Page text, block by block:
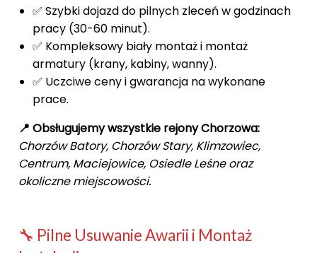
✅ Szybki dojazd do pilnych zleceń w godzinach
pracy (30-60 minut).
✅ Kompleksowy biały montaż i montaż
armatury (krany, kabiny, wanny).
✅ Uczciwe ceny i gwarancja na wykonane
prace.
📍 Obsługujemy wszystkie rejony Chorzowa:
Chorzów Batory, Chorzów Stary, Klimzowiec,
Centrum, Maciejowice, Osiedle Leśne oraz
okoliczne miejscowości.
🔧 Pilne Usuwanie Awarii i Montaż